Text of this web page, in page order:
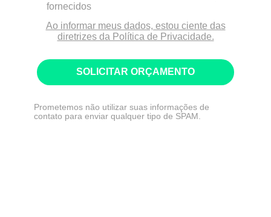
fornecidos
Ao informar meus dados, estou ciente das
diretrizes da Política de Privacidade.
SOLICITAR ORÇAMENTO
Prometemos não utilizar suas informações de
contato para enviar qualquer tipo de SPAM.